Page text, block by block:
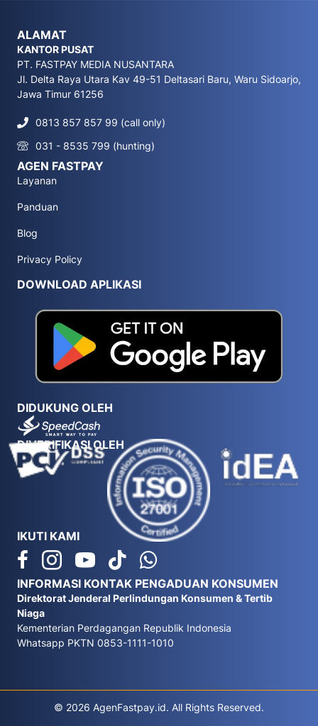
ALAMAT
KANTOR PUSAT
PT. FASTPAY MEDIA NUSANTARA
Jl. Delta Raya Utara Kav 49-51 Deltasari Baru, Waru Sidoarjo,
Jawa Timur 61256
0813 857 857 99 (call only)
031 - 8535 799 (hunting)
AGEN FASTPAY
Layanan
Panduan
Blog
Privacy Policy
DOWNLOAD APLIKASI
DIDUKUNG OLEH
DIVERIFIKASI OLEH
IKUTI KAMI
INFORMASI KONTAK PENGADUAN KONSUMEN
Direktorat Jenderal Perlindungan Konsumen & Tertib
Niaga
Kementerian Perdagangan Republik Indonesia
Whatsapp PKTN 0853-1111-1010
© 2026 AgenFastpay.id. All Rights Reserved.